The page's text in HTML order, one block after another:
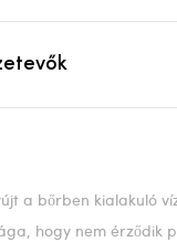
a bőrben kialakuló
hogy nem érződik